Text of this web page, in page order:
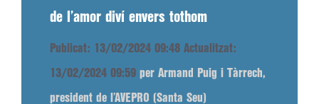
de l’amor diví envers tothom
Publicat: 13/02/2024 09:48 Actualitzat:
13/02/2024 09:59 per Armand Puig i Tàrrech,
president de l’AVEPRO (Santa Seu)